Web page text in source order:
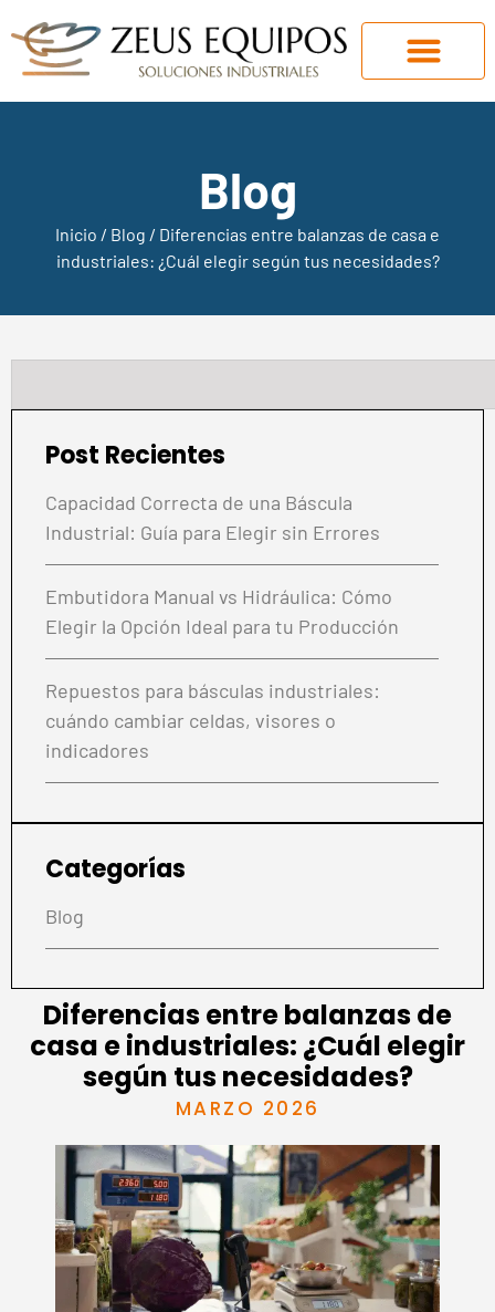
Blog
Inicio / Blog / Diferencias entre balanzas de casa e
industriales: ¿Cuál elegir según tus necesidades?
Post Recientes
Capacidad Correcta de una Báscula
Industrial: Guía para Elegir sin Errores
Embutidora Manual vs Hidráulica: Cómo
Elegir la Opción Ideal para tu Producción
Repuestos para básculas industriales:
cuándo cambiar celdas, visores o
indicadores
Categorías
Blog
Diferencias entre balanzas de
casa e industriales: ¿Cuál elegir
según tus necesidades?
MARZO 2026